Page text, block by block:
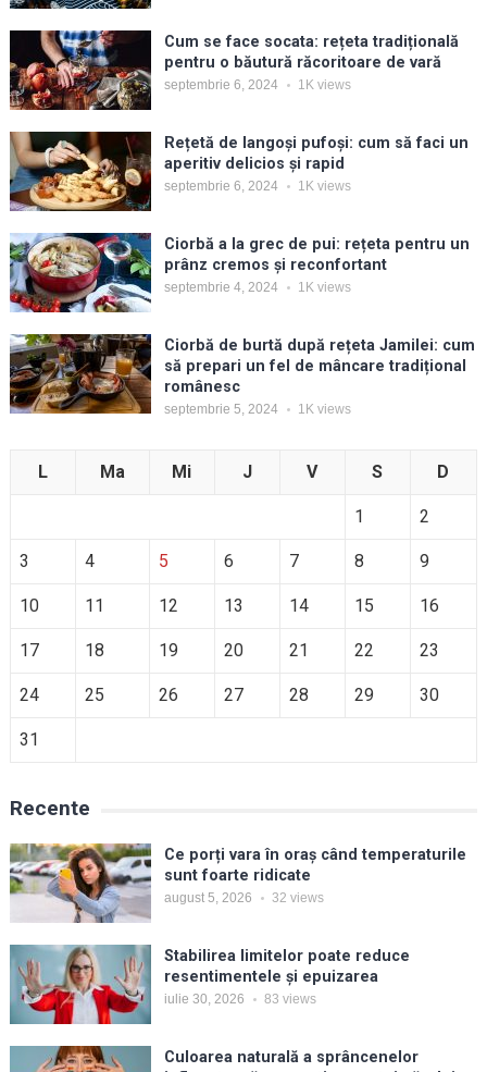
Cum se face socata: rețeta tradițională
pentru o băutură răcoritoare de vară
septembrie 6, 2024 1Kviews
Rețetă de langoși pufoși: cum să faci un
aperitiv delicios și rapid
septembrie 6, 2024 1Kviews
Ciorbă a la grec de pui: rețeta pentru un
prânz cremos și reconfortant
septembrie 4, 2024 1Kviews
Ciorbă de burtă după rețeta Jamilei: cum
să prepari un fel de mâncare tradițional
românesc
septembrie 5, 2024 1Kviews
L Ma Mi J V S D
1 2
3 4 5 6 7 8 9
10 11 12 13 14 15 16
17 18 19 20 21 22 23
24 25 26 27 28 29 30
31
Recente
Ce porți vara în oraș când temperaturile
sunt foarte ridicate
august 5, 2026 32 views
Stabilirea limitelor poate reduce
resentimentele și epuizarea
iulie 30, 2026 83 views
Culoarea naturală a sprâncenelor